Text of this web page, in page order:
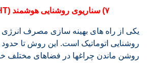
۷) سناریوی روشنایی هوشمند (AUTO LIGHT)
یکی از راه های بهینه سازی مصرف انرژی
روشنایی اتوماتیک است. این روش تا حدود
روشن ماندن چراغها در فضاهای مختلف